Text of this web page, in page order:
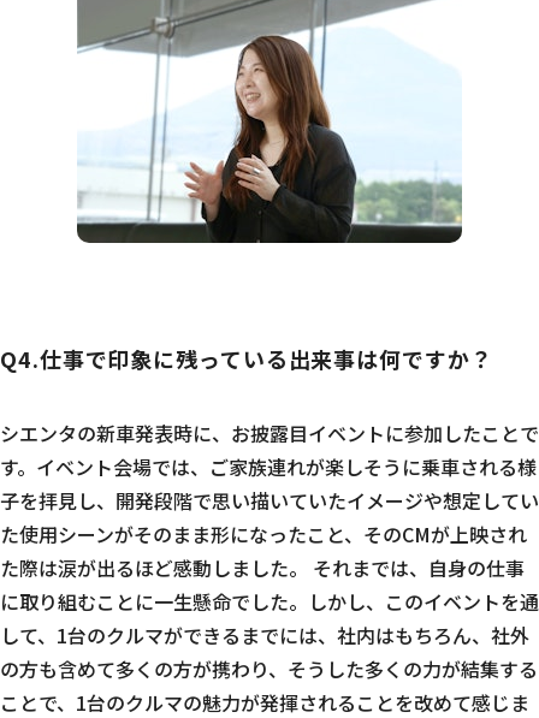
Q4.仕事で印象に残っている出来事は何ですか？
シエンタの新車発表時に、お披露目イベントに参加したことで
す。イベント会場では、ご家族連れが楽しそうに乗車される様
子を拝見し、開発段階で思い描いていたイメージや想定してい
た使用シーンがそのまま形になったこと、そのCMが上映され
た際は涙が出るほど感動しました。 それまでは、自身の仕事
に取り組むことに一生懸命でした。しかし、このイベントを通
して、1台のクルマができるまでには、社内はもちろん、社外
の方も含めて多くの方が携わり、そうした多くの力が結集する
ことで、1台のクルマの魅力が発揮されることを改めて感じま